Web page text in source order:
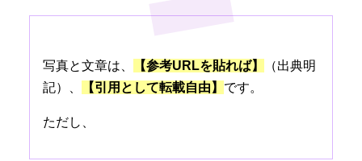
写真と文章は、 【参考URLを貼れば】
（出典明
記）、
【引用として転載自由】 です。
ただし、